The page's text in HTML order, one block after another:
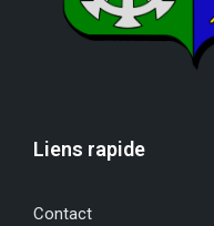
Liens rapide
Contact